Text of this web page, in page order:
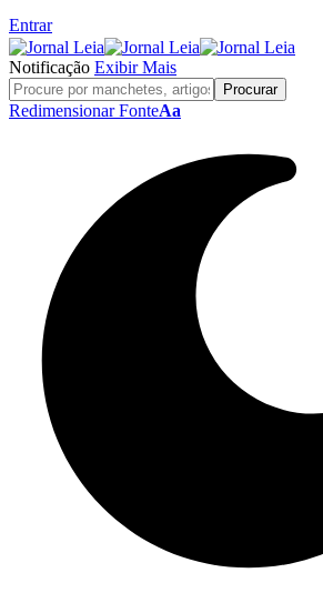
Entrar
Notificação Exibir Mais
Redimensionar FonteAa